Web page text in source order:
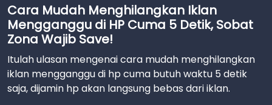
Cara Mudah Menghilangkan Iklan
Mengganggu di HP Cuma 5 Detik, Sobat
Zona Wajib Save!
Itulah ulasan mengenai cara mudah menghilangkan
iklan mengganggu di hp cuma butuh waktu 5 detik
saja, dijamin hp akan langsung bebas dari iklan.